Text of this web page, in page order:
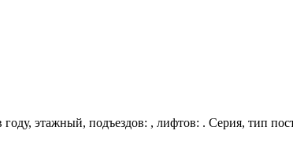
этажный, подъездов: , лифтов: . Серия, тип